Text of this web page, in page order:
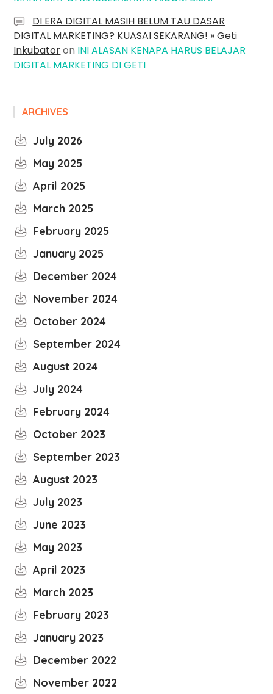
DI ERA DIGITAL MASIH BELUM TAU DASAR
DIGITAL MARKETING? KUASAI SEKARANG! » Geti
Inkubatoron INI ALASAN KENAPA HARUS BELAJAR
DIGITAL MARKETING DI GETI
ARCHIVES
July 2026
May 2025
April 2025
March 2025
February 2025
January 2025
December 2024
November 2024
October 2024
September 2024
August 2024
July 2024
February 2024
October 2023
September 2023
August 2023
July 2023
June 2023
May 2023
April 2023
March 2023
February 2023
January 2023
December 2022
November 2022